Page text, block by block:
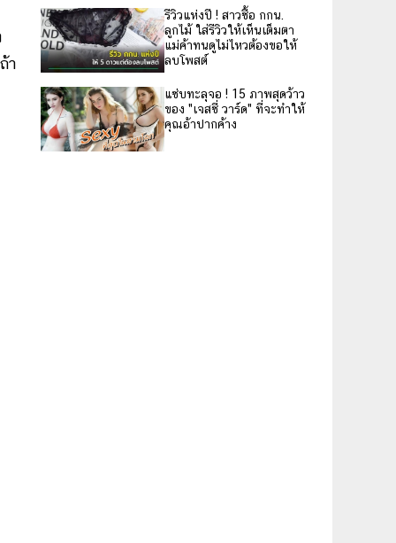
า
รีวิวแห่งปี ! สาวซื้อ กกน.
ลูกไม้ ใส่รีวิวให้เห็นเต็มตา
แม่ค้าทนดูไม่ไหวต้องขอให้
ลบโพสต์
แซ่บทะลุจอ ! 15 ภาพสุดว้าว
ของ "เจสซี่ วาร์ด" ที่จะทำให้
คุณอ้าปากค้าง